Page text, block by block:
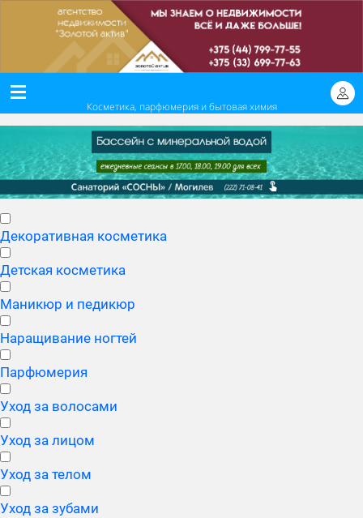
Косметика, парфюмерия и бытовая химия
Декоративная косметика
Детская косметика
Маникюр и педикюр
Наращивание ногтей
Парфюмерия
Уход за волосами
Уход за лицом
Уход за телом
Уход за зубами